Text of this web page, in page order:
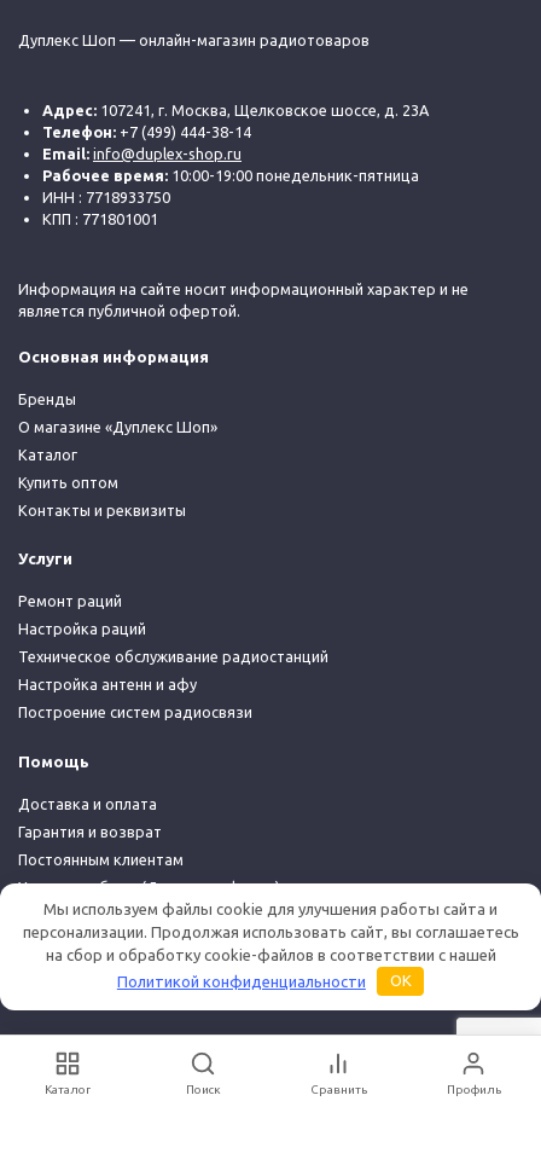
Дуплекс Шоп — онлайн-магазин радиотоваров
Адрес: 107241, г. Москва, Щелковское шоссе, д. 23А
Телефон: +7 (499) 444-38-14
Email: info@duplex-shop.ru
Рабочее время: 10:00-19:00 понедельник-пятница
ИНН : 7718933750
КПП : 771801001
Информация на сайте носит информационный характер и не
является публичной офертой.
Основная информация
Бренды
О магазине «Дуплекс Шоп»
Каталог
Купить оптом
Контакты и реквизиты
Услуги
Ремонт раций
Настройка раций
Техническое обслуживание радиостанций
Настройка антенн и афу
Построение систем радиосвязи
Помощь
Доставка и оплата
Гарантия и возврат
Постоянным клиентам
Условия работы (Договор-оферта)
Политика конфиденциальности
© 2026 Дуплекс Шоп
Каталог Поиск Сравнить Профиль
Мы используем файлы cookie для улучшения работы сайта и
персонализации. Продолжая использовать сайт, вы соглашаетесь
на сбор и обработку cookie-файлов в соответствии с нашей
Политикой конфиденциальности
OK